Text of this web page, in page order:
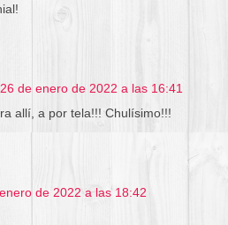
26 de enero de 2022 a las 16:41
allí, a por tela!!! Chulísimo!!!
de 2022 a las 18:42